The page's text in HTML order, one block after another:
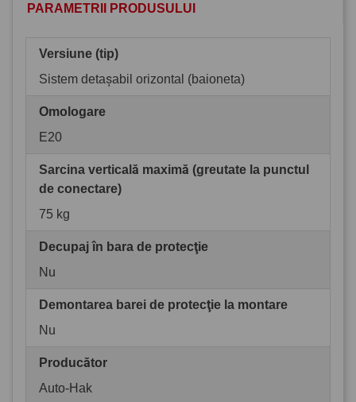
PARAMETRII PRODUSULUI
Versiune (tip)
Sistem detașabil orizontal (baioneta)
Omologare
E20
Sarcina verticală maximă (greutate la punctul
de conectare)
75 kg
Decupaj în bara de protecţie
Nu
Demontarea barei de protecţie la montare
Nu
Producător
Auto-Hak